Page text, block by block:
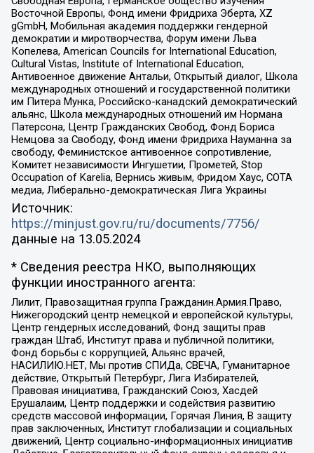
Восточной Европы, Фонд имени Фридриха Эберта, XZ
gGmbH, Мобильная академия поддержки гендерной
демократии и миротворчества, Форум имени Льва
Копелева, American Councils for International Education,
Cultural Vistas, Institute of International Education,
Антивоенное движение Антальи, Открытый диалог, Школа
международных отношений и государственной политики
им Питера Мунка, Российско-канадский демократический
альянс, Школа международных отношений им Нормана
Патерсона, Центр Гражданских Свобод, Фонд Бориса
Немцова за Свободу, Фонд имени Фридриха Науманна за
свободу, Феминистское антивоенное сопротивление,
Комитет независимости Ингушетии, Прометей, Stop
Occupation of Karelia, Вернись живым, Фридом Хаус, СОТА
медиа, Либерально-демократическая Лига Украины
Источник:
https://minjust.gov.ru/ru/documents/7756/
данные на 13.05.2024
* Сведения реестра НКО, выполняющих
функции иностранного агента:
Лилит, Правозащитная группа Гражданин.Армия.Право,
Нижегородский центр немецкой и европейской культуры,
Центр гендерных исследований, Фонд защиты прав
граждан Штаб, Институт права и публичной политики,
Фонд борьбы с коррупцией, Альянс врачей,
НАСИЛИЮ.НЕТ, Мы против СПИДа, СВЕЧА, Гуманитарное
действие, Открытый Петербург, Лига Избирателей,
Правовая инициатива, Гражданский Союз, Хасдей
Ерушалаим, Центр поддержки и содействия развитию
средств массовой информации, Горячая Линия, В защиту
прав заключенных, Институт глобализации и социальных
движений, Центр социально-информационных инициатив